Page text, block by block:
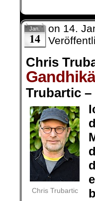
Jan.
14
on 14.
Chris
Trubartic
Chris Trubartic